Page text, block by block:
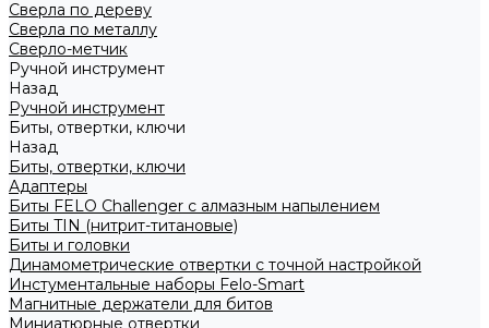
Сверла по дереву
Сверла по металлу
Сверло-метчик
Ручной инструмент
Назад
Ручной инструмент
Биты, отвертки, ключи
Назад
Биты, отвертки, ключи
Адаптеры
Биты FELO Challenger с алмазным напылением
Биты TIN (нитрит-титановые)
Биты и головки
Динамометрические отвертки с точной настройкой
Инстументальные наборы Felo-Smart
Магнитные держатели для битов
Миниатюрные отвертки